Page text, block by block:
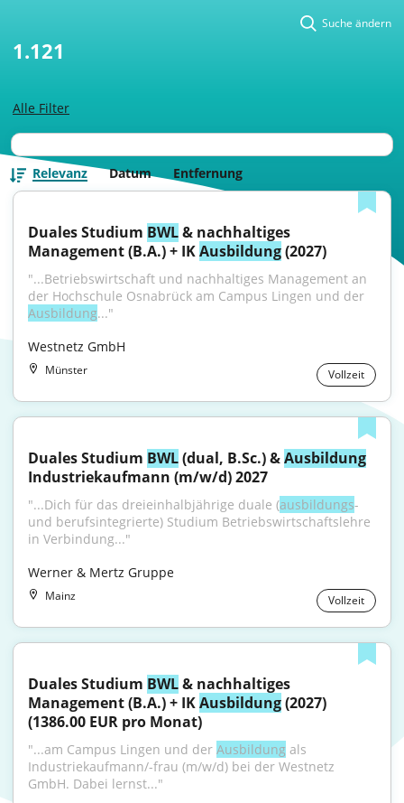
Alle Filter
Suche ändern
1.121
Relevanz Datum Entfernung
Duales Studium BWL & nachhaltiges
Management (B.A.) + IK Ausbildung (2027)
"...Betriebswirtschaft und nachhaltiges Management an
Ausbildung..."
Westnetz GmbH
Münster Vollzeit
Duales Studium BWL (dual, B.Sc.) & Ausbildung
Industriekaufmann (m/w/d) 2027
"...Dich für das dreieinhalbjährige duale (ausbildungs-
und berufsintegrierte) Studium Betriebswirtschaftslehre
in Verbindung..."
Werner & Mertz Gruppe
Mainz Vollzeit
Duales Studium BWL & nachhaltiges
Management (B.A.) + IK Ausbildung (2027)
(1386.00 EUR pro Monat)
"...am Campus Lingen und der Ausbildung als
Industriekaufmann/-frau (m/w/d) bei der Westnetz
GmbH. Dabei lernst..."